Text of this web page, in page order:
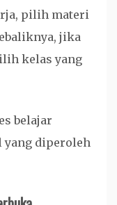
pilih materi
jika
kelas yang
belajar
yang diperoleh